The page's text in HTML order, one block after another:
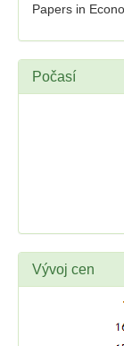
Papers in
Počasí
Vývoj cen